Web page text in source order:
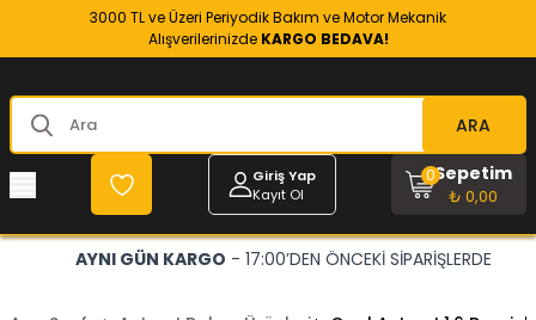
3000 TL ve Üzeri Periyodik Bakım ve Motor Mekanik
Alışverilerinizde KARGO BEDAVA!
ARA
Giriş Yap
Kayıt Ol
Sepetim
₺ 0,00
0
AYNI GÜN KARGO - 17:00’DEN ÖNCEKİ SİPARİŞLERDE